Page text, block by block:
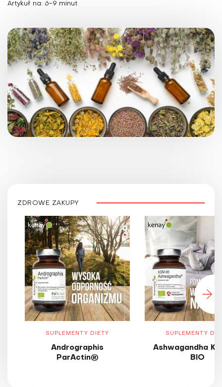
Artykuł na: 6-9 minut
ZDROWE ZAKUPY
SUPLEMENTY DIETY
Andrographis
ParActin®
SUPLEMENTY
Ashwagandha
BIO